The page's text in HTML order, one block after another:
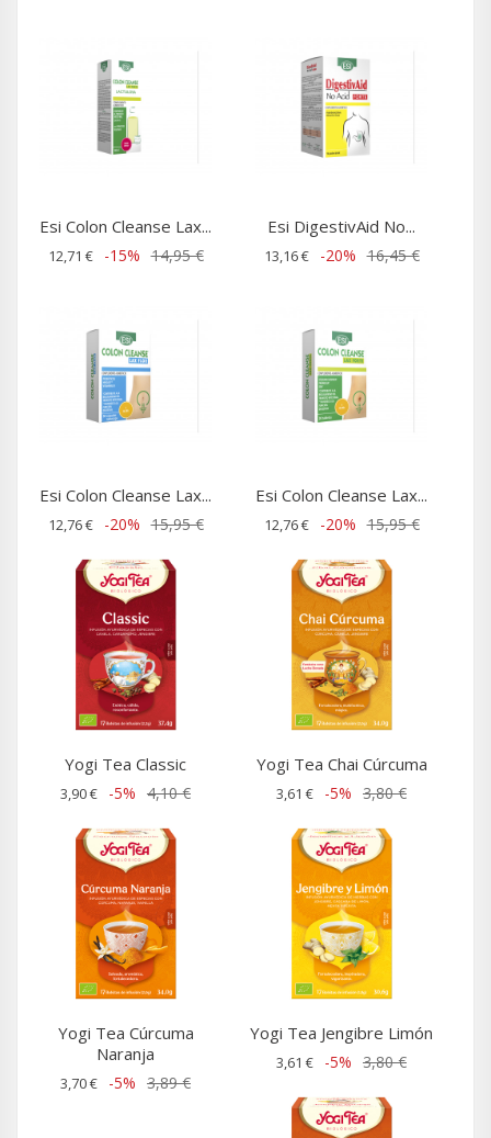
Esi Colon Cleanse Lax...
12,71 € -15% 14,95 €
Esi DigestivAid No...
13,16 € -20% 16,45 €
Esi Colon Cleanse Lax...
12,76 € -20% 15,95 €
Esi Colon Cleanse Lax...
12,76 € -20% 15,95 €
Yogi Tea Classic
3,90 € -5% 4,10 €
Yogi Tea Chai Cúrcuma
3,61 € -5% 3,80 €
Yogi Tea Cúrcuma
Naranja
3,70 € -5% 3,89 €
Yogi Tea Jengibre Limón
3,61 € -5% 3,80 €